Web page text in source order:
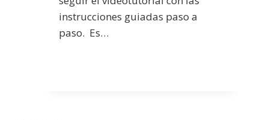
instrucciones guiadas paso a
paso. Es…